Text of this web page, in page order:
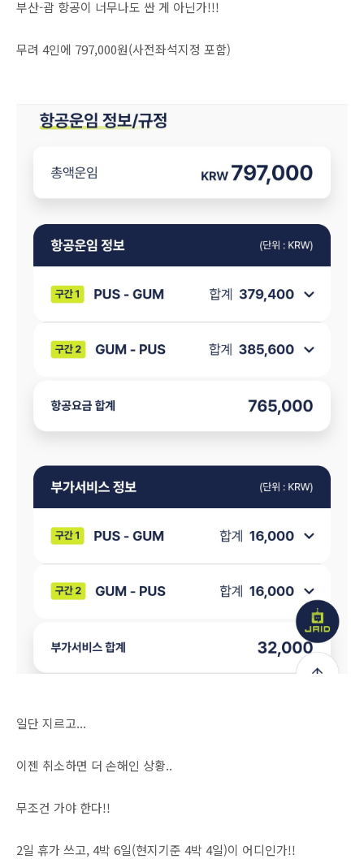
부산-괌 항공이 너무나도 싼 게 아닌가!!!
무려 4인에 797,000원(사전좌석지정 포함)
일단 지르고...
이젠 취소하면 더 손해인 상황..
무조건 가야 한다!!
2일 휴가 쓰고, 4박 6일(현지기준 4박 4일)이 어디인가!!